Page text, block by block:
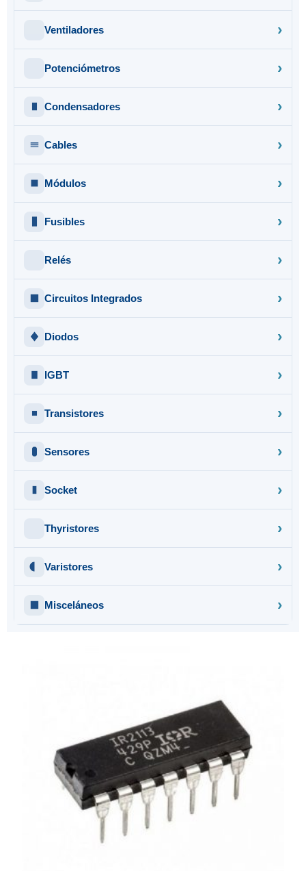
Ventiladores
Potenciómetros
Condensadores
Cables
Módulos
Fusibles
Relés
Circuitos Integrados
Diodos
IGBT
Transistores
Sensores
Socket
Thyristores
Varistores
Misceláneos